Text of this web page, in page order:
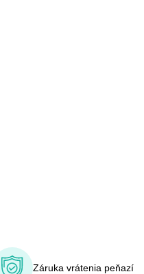
Záruka vrátenia peňazí